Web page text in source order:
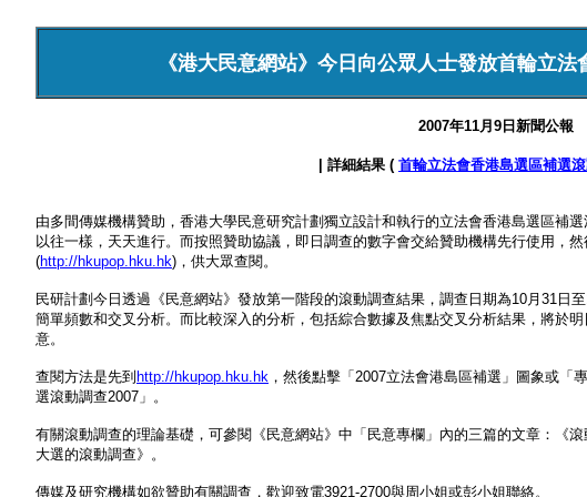
《港大民意網站》今日向公眾人士發放首輪立
2007年11月9日新聞公報
| 詳細結果 ( 首輪立法會香港島選區補選
由多間傳媒機構贊助，香港大學民意研究計劃獨立設計和執行的立法會香港島選區補
以往一樣，天天進行。而按照贊助協議，即日調查的數字會交給贊助機構先行使用，
(http://hkupop.hku.hk)，供大眾查閱。
民研計劃今日透過《民意網站》發放第一階段的滾動調查結果，調查日期為10月31日
簡單頻數和交叉分析。而比較深入的分析，包括綜合數據及焦點交叉分析結果，將於
意。
查閱方法是先到 http://hkupop.hku.hk ，然後點擊「2007立法會港島區補選」圖象或
選滾動調查2007」。
有關滾動調查的理論基礎，可參閱《民意網站》中「民意專欄」內的三篇的文章：《
大選的滾動調查》。
傳媒及研究機構如欲贊助有關調查，歡迎致電3921-2700與周小姐或彭小姐聯絡。